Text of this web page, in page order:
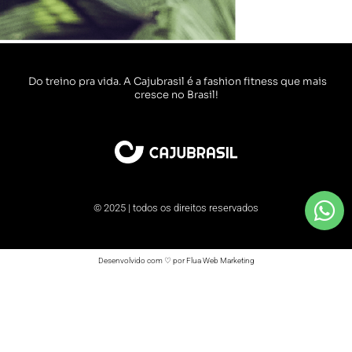
Do treino pra vida. A Cajubrasil é a fashion fitness que mais
cresce no Brasil!
© 2025 | todos os direitos reservados
Desenvolvido com ♡ por Flua Web Marketing